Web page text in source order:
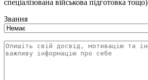
спеціалізована військова підготовка тощо)
Звання